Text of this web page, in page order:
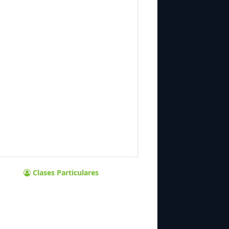
Clases Particulares